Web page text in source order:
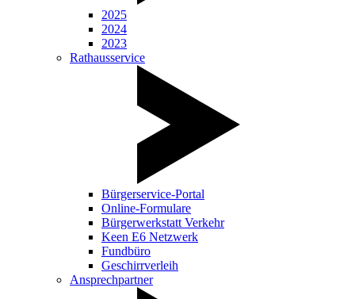
2025
2024
2023
Rathausservice
Bürgerservice-Portal
Online-Formulare
Bürgerwerkstatt Verkehr
Keen E6 Netzwerk
Fundbüro
Geschirrverleih
Ansprechpartner